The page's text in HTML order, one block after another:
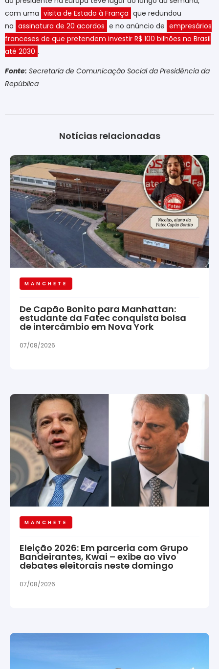
com uma visita de Estado à França que redundou
na assinatura de 20 acordos e no anúncio de empresários
franceses de que pretendem investir R$ 100 bilhões no Brasil
até 2030 .
Fonte: Secretaria de Comunicação Social da Presidência da
República
Notícias relacionadas
MANCHETE
De Capão Bonito para Manhattan:
estudante da Fatec conquista bolsa
de intercâmbio em Nova York
07/08/2026
MANCHETE
Eleição 2026: Em parceria com Grupo
Bandeirantes, Kwai – exibe ao vivo
debates eleitorais neste domingo
07/08/2026